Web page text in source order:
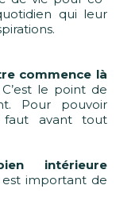
qui leur
commence là
le point de
Pour pouvoir
faut avant tout
intérieure
important de